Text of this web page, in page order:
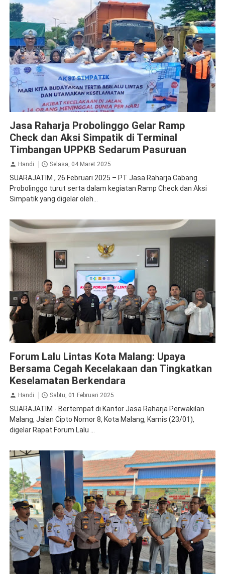
Jasa Raharja Probolinggo Gelar Ramp
Check dan Aksi Simpatik di Terminal
Timbangan UPPKB Sedarum Pasuruan
Handi Selasa, 04 Maret 2025
SUARAJATIM , 26 Februari 2025 – PT Jasa Raharja Cabang
Probolinggo turut serta dalam kegiatan Ramp Check dan Aksi
Simpatik yang digelar oleh...
Forum Lalu Lintas Kota Malang: Upaya
Bersama Cegah Kecelakaan dan Tingkatkan
Keselamatan Berkendara
Handi Sabtu, 01 Februari 2025
SUARAJATIM - Bertempat di Kantor Jasa Raharja Perwakilan
Malang, Jalan Cipto Nomor 8, Kota Malang, Kamis (23/01),
digelar Rapat Forum Lalu ...